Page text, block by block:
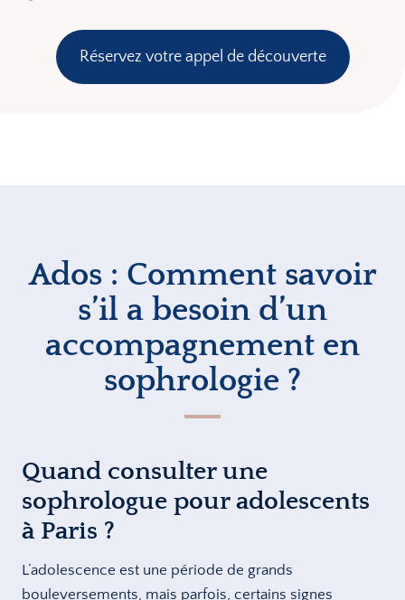
Réservez votre appel de découverte
Ados : Comment savoir
s’il a besoin d’un
accompagnement en
sophrologie ?
Quand consulter une
sophrologue pour adolescents
à Paris ?
L’adolescence est une période de grands
bouleversements, mais parfois, certains signes